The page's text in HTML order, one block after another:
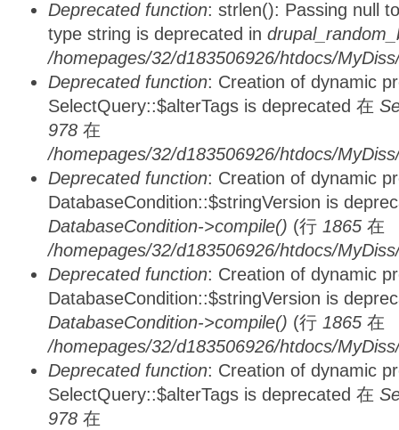
Deprecated function: strlen(): Passing null
type string is deprecated in
/homepages/32/d183506926/htdocs/
Deprecated function: Creation of dynamic
SelectQuery::$alterTags is deprecated 在
978 在
/homepages/32/d183506926/htdocs/
Deprecated function: Creation of dynamic
DatabaseCondition::$stringVersion is
DatabaseCondition->compile() (行 1865 在
/homepages/32/d183506926/htdocs/
Deprecated function: Creation of dynamic
DatabaseCondition::$stringVersion is
DatabaseCondition->compile() (行 1865 在
/homepages/32/d183506926/htdocs/
Deprecated function: Creation of dynamic
SelectQuery::$alterTags is deprecated 在
978 在